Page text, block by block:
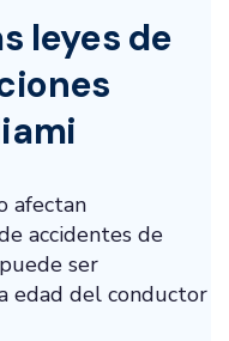
leyes de
afectan
accidentes de
ser
edad del conductor